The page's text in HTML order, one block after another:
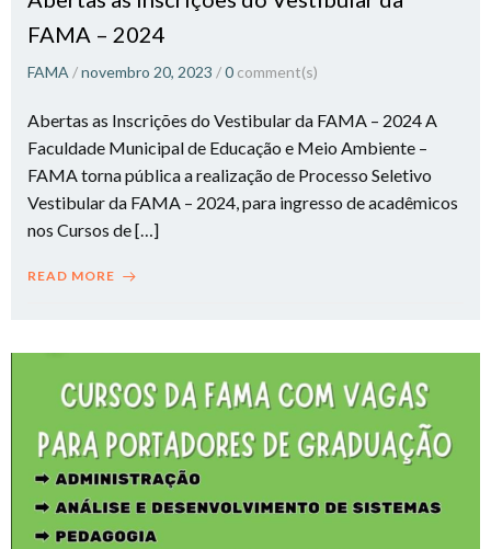
FAMA – 2024
FAMA /novembro 20, 2023 /0 comment(s)
Abertas as Inscrições do Vestibular da FAMA – 2024 A
Faculdade Municipal de Educação e Meio Ambiente –
FAMA torna pública a realização de Processo Seletivo
Vestibular da FAMA – 2024, para ingresso de acadêmicos
nos Cursos de […]
READ MORE